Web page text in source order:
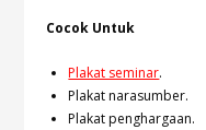
Cocok Untuk
Plakat seminar.
Plakat narasumber.
Plakat penghargaan.